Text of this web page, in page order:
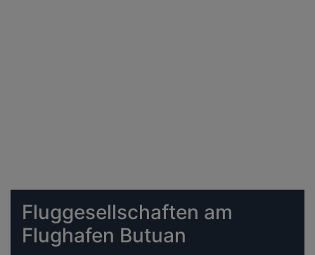
Fluggesellschaften am
Flughafen Butuan